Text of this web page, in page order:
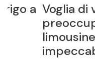
Voglia di
limousine a
impeccabile